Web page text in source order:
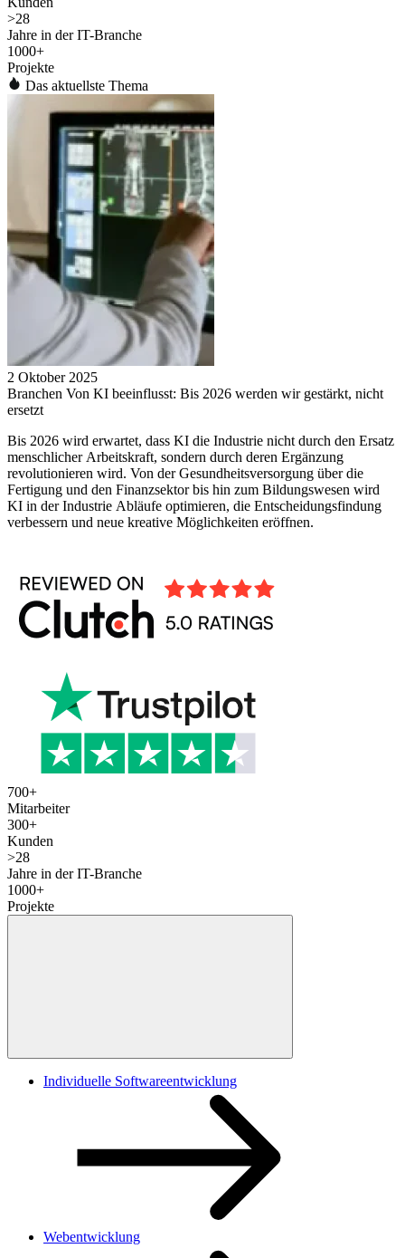
>28
Jahre in der IT-Branche
1000+
Projekte
Das aktuellste Thema
2 Oktober 2025
Branchen Von KI beeinflusst: Bis 2026 werden wir gestärkt, nicht
ersetzt
Bis 2026 wird erwartet, dass KI die Industrie nicht durch den Ersatz
menschlicher Arbeitskraft, sondern durch deren Ergänzung
revolutionieren wird. Von der Gesundheitsversorgung über die
Fertigung und den Finanzsektor bis hin zum Bildungswesen wird
KI in der Industrie Abläufe optimieren, die Entscheidungsfindung
verbessern und neue kreative Möglichkeiten eröffnen.
700+
Mitarbeiter
300+
Kunden
>28
Jahre in der IT-Branche
1000+
Projekte
Individuelle Softwareentwicklung
Webentwicklung